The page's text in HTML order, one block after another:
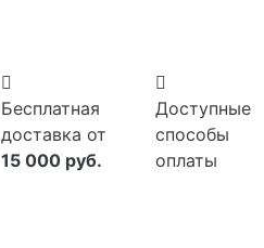
Бесплатная
доставка от
15 000 руб.
Доступные
способы
оплаты